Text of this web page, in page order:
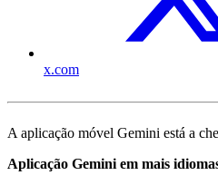
x.com
A aplicação móvel Gemini está a
Aplicação Gemini em mais